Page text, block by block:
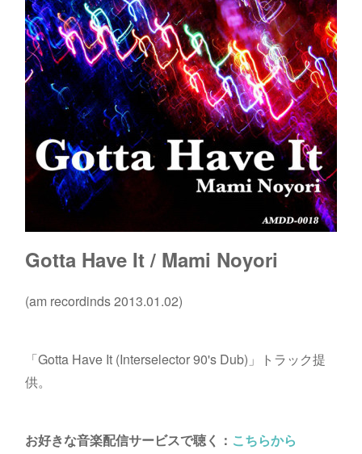
Gotta Have It / Mami Noyori
(am recordinds 2013.01.02)
「Gotta Have It (Interselector 90's Dub)」トラック提
供。
お好きな音楽配信サービスで聴く： こちらから